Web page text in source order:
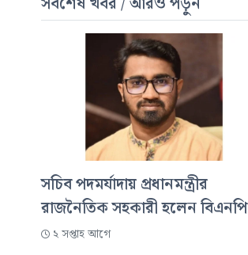
সচিব পদমর্যাদায় প্রধানমন্ত্রীর
রাজনৈতিক সহকারী হলেন বিএনপি
২ সপ্তাহ আগে